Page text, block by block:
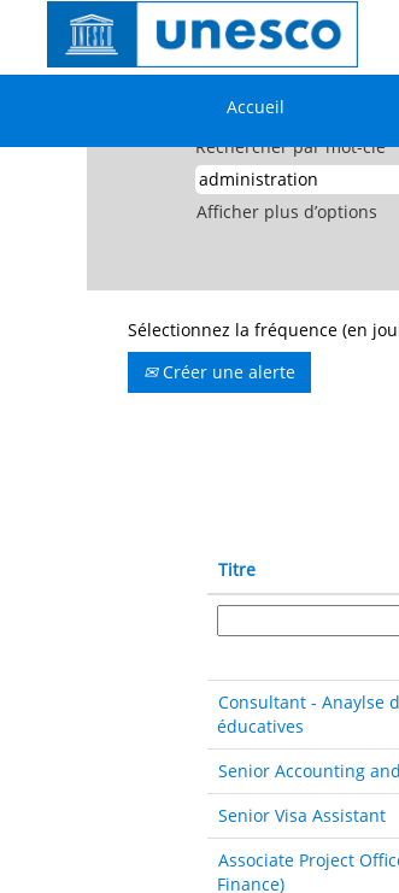
Accueil
Accueil |
Résultats de la
Rechercher par mot-clé
Afficher plus d’options
Sélectionnez la fréquence (en
Créer une alerte
Titre
Consultant - Anaylse
éducatives
Senior Accounting
Senior Visa Assistant
Associate Project
Finance)